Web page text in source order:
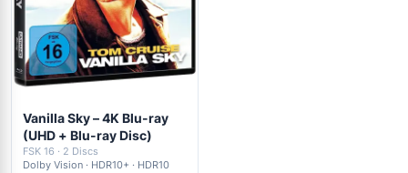
Vanilla Sky – 4K Blu-ray
(UHD + Blu-ray Disc)
FSK 16 · 2 Discs
Dolby Vision · HDR10+ · HDR10